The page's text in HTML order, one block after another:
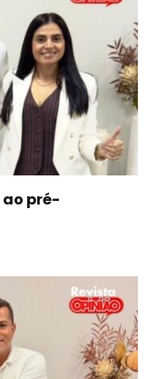
pré-